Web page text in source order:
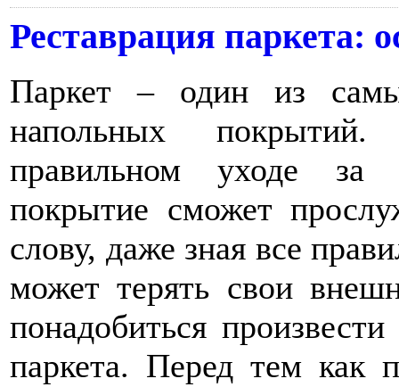
Реставрация паркета:
Паркет – один из
напольных
правильном уходе за
покрытие сможет
слову, даже зная все
может терять свои
понадобиться
паркета. Перед тем как